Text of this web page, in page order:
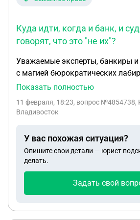
Куда идти, когда и банк, и
говорят, что это "не их"?
Уважаемые эксперты, банкиры и
с магией бюрократических
клич о помощи, ибо, кажется, мой
арестовал суд, и он ушел в
уже тянет на сериал с
комедии и щепоткой отчаяния.
вы честно закрываете все
вздыхаете с облегчением и
потом оказывается, что где-то в
финансовая репутация взята в
Показать полностью
11 февраля, 18:23, вопрос №4854738,
Владивосток
У вас похожая ситуация?
Опишите свои детали — юрист
делать.
Задать свой